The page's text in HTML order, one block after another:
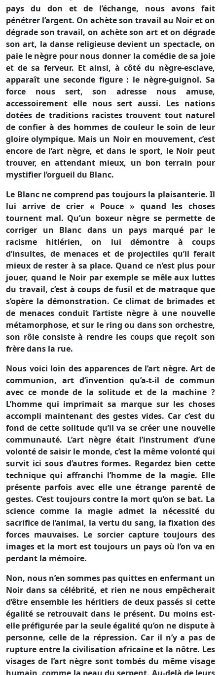
pays du don et de l’échange, nous avons fait
pénétrer l’argent. On achète son travail au Noir et on
dégrade son travail, on achète son art et on dégrade
son art, la danse religieuse devient un spectacle, on
paie le nègre pour nous donner la comédie de sa joie
et de sa ferveur. Et ainsi, à côté du nègre-esclave,
apparaît une seconde figure : le nègre-guignol. Sa
force nous sert, son adresse nous amuse,
accessoirement elle nous sert aussi. Les nations
dotées de traditions racistes trouvent tout naturel
de confier à des hommes de couleur le soin de leur
gloire olympique. Mais un Noir en mouvement, c’est
encore de l’art nègre, et dans le sport, le Noir peut
trouver, en attendant mieux, un bon terrain pour
mystifier l’orgueil du Blanc.
Le Blanc ne comprend pas toujours la plaisanterie. Il
lui arrive de crier « Pouce » quand les choses
tournent mal. Qu’un boxeur nègre se permette de
corriger un Blanc dans un pays marqué par le
racisme hitlérien, on lui démontre à coups
d’insultes, de menaces et de projectiles qu’il ferait
mieux de rester à sa place. Quand ce n’est plus pour
jouer, quand le Noir par exemple se mêle aux luttes
du travail, c’est à coups de fusil et de matraque que
s’opère la démonstration. Ce climat de brimades et
de menaces conduit l’artiste nègre à une nouvelle
métamorphose, et sur le ring ou dans son orchestre,
son rôle consiste à rendre les coups que reçoit son
frère dans la rue.
Nous voici loin des apparences de l’art nègre. Art de
communion, art d’invention qu’a-t-il de commun
avec ce monde de la solitude et de la machine ?
L’homme qui imprimait sa marque sur les choses
accompli maintenant des gestes vides. Car c’est du
fond de cette solitude qu’il va se créer une nouvelle
communauté. L’art nègre était l’instrument d’une
volonté de saisir le monde, c’est la même volonté qui
survit ici sous d’autres formes. Regardez bien cette
technique qui affranchi l’homme de la magie. Elle
présente parfois avec elle une étrange parenté de
gestes. C’est toujours contre la mort qu’on se bat. La
science comme la magie admet la nécessité du
sacrifice de l’animal, la vertu du sang, la fixation des
forces mauvaises. Le sorcier capture toujours des
images et la mort est toujours un pays où l’on va en
perdant la mémoire.
Non, nous n’en sommes pas quittes en enfermant un
Noir dans sa célébrité, et rien ne nous empêcherait
d’être ensemble les héritiers de deux passés si cette
égalité se retrouvait dans le présent. Du moins est-
elle préfigurée par la seule égalité qu’on ne dispute à
personne, celle de la répression. Car il n’y a pas de
rupture entre la civilisation africaine et la nôtre. Les
visages de l’art nègre sont tombés du même visage